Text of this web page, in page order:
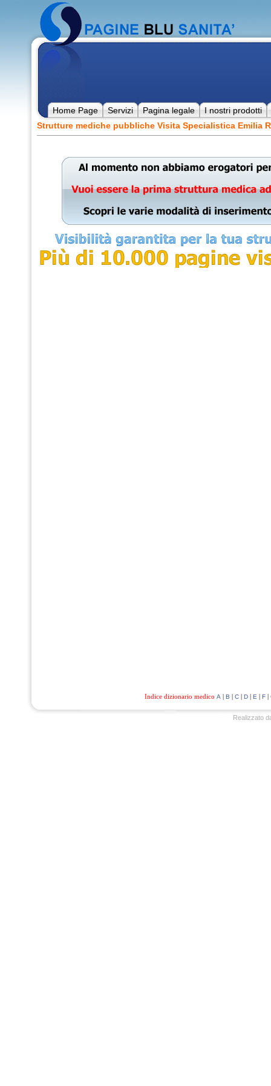
Home Page Servizi Pagina legale
I nostri prodotti
Strutture mediche pubbliche Visita Specialistica Emilia
Indice dizionario medico A | B | C| D| E | F|
Realizzato